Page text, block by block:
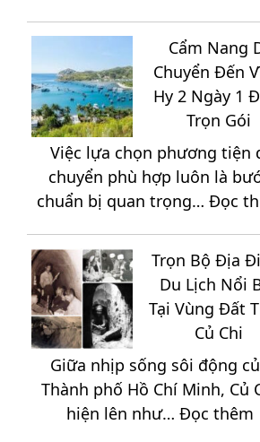
Tour
Du
Lịch
Hồ
Tràm
3
Ngày
2
Đêm
Giá
Chỉ
2.150K
Cẩm Nang
Chuyển Đến
Hy 2 Ngày 1
Trọn Gói
Việc lựa chọn phương tiện
chuyển phù hợp luôn là
chuẩn bị quan trọng… Đọc
Trọn Bộ Địa
Du Lịch Nổi
Tại Vùng Đất
Củ Chi
Giữa nhịp sống sôi động
Thành phố Hồ Chí Minh, Củ
hiện lên như… Đọc thêm: